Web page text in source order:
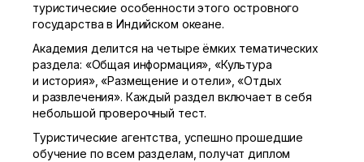
туристические особенности этого островного
государства в Индийском океане.
Академия делится на четыре ёмких тематических
раздела: «Общая информация», «Культура
и история», «Размещение и отели», «Отдых
и развлечения». Каждый раздел включает в себя
небольшой проверочный тест.
Туристические агентства, успешно прошедшие
обучение по всем разделам, получат диплом